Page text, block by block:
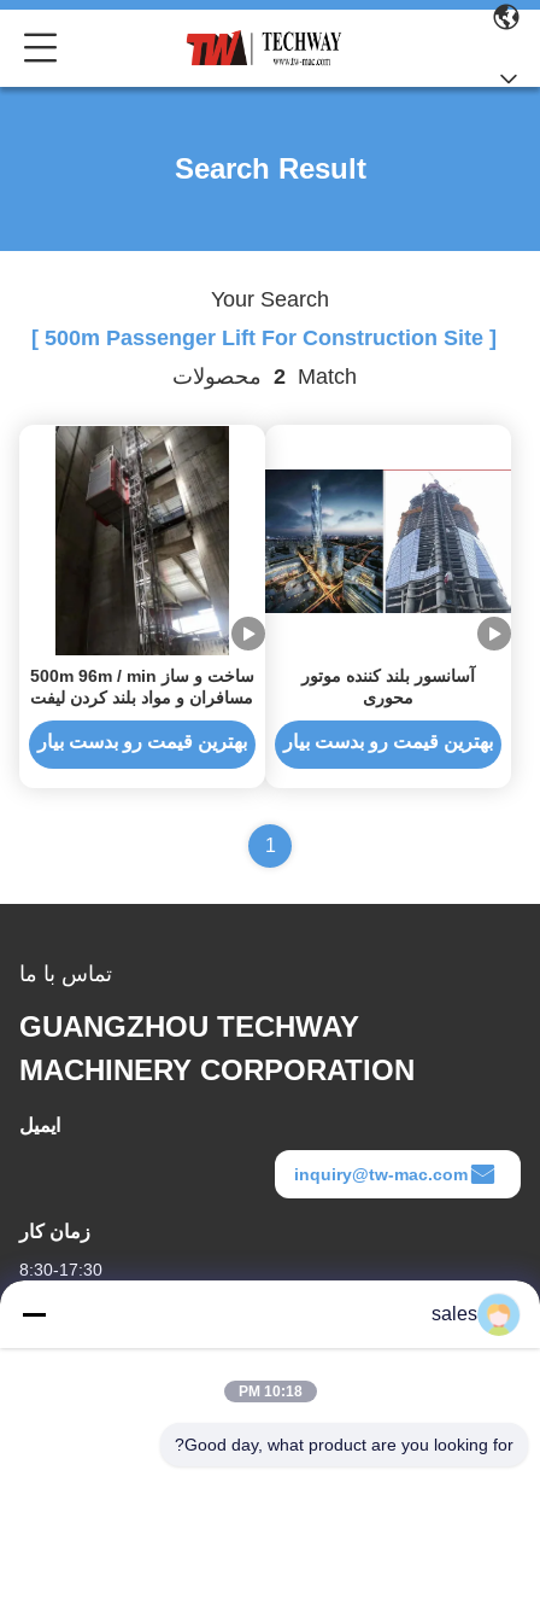
Search Result
Your Search
[ 500m Passenger Lift For Construction Site ]
2 محصولات
آسانسور بلند کننده موتور
محوری
بهترین قیمت رو بدست بیار
ساخت و ساز 500m 96m / min
مسافران و مواد بلند کردن لیفت
بیول هیسیال گیربکس بلند کننده
ارتفاع سنگین
بهترین قیمت رو بدست بیار
1
تماس با ما
GUANGZHOU TECHWAY
MACHINERY CORPORATION
ایمیل
inquiry@tw-mac.com
زمان کار
8:30-17:30
آدرس ما sales
10:18 PM
Good day, what product are you looking for?